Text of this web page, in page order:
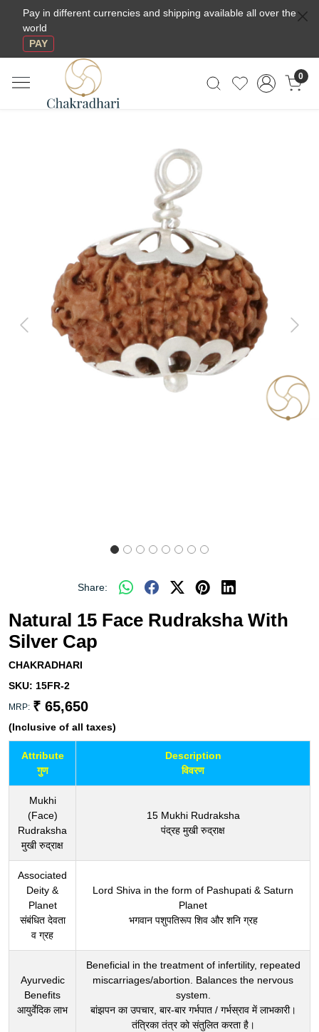
Pay in different currencies and shipping available all over the
world
PAY
0
Previous Next
Share:
Natural 15 Face Rudraksha With
Silver Cap
CHAKRADHARI
SKU: 15FR-2
MRP: ₹ 65,650
(Inclusive of all taxes)
Attribute
गुण
Description
विवरण
Mukhi
(Face)
Rudraksha
मुखी रुद्राक्ष
15 Mukhi Rudraksha
पंद्रह मुखी रुद्राक्ष
Associated
Deity &
Planet
संबंधित देवता
व ग्रह
Lord Shiva in the form of Pashupati & Saturn
Planet
भगवान पशुपतिरूप शिव और शनि ग्रह
Ayurvedic
Benefits
आयुर्वेदिक लाभ
Beneficial in the treatment of infertility, repeated
miscarriages/abortion. Balances the nervous
system.
बांझपन का उपचार, बार-बार गर्भपात / गर्भस्राव में लाभकारी।
तंत्रिका तंत्र को संतुलित करता है।